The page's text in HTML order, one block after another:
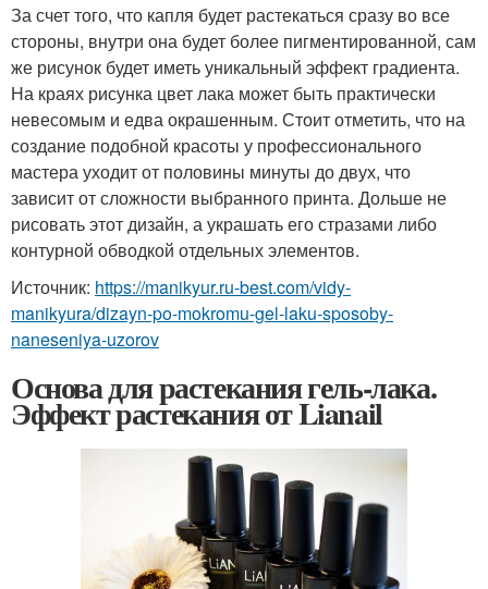
За счет того, что капля будет растекаться сразу во все
стороны, внутри она будет более пигментированной, сам
же рисунок будет иметь уникальный эффект градиента.
На краях рисунка цвет лака может быть практически
невесомым и едва окрашенным. Стоит отметить, что на
создание подобной красоты у профессионального
мастера уходит от половины минуты до двух, что
зависит от сложности выбранного принта. Дольше не
рисовать этот дизайн, а украшать его стразами либо
контурной обводкой отдельных элементов.
Источник: https://manikyur.ru-best.com/vidy-
manikyura/dizayn-po-mokromu-gel-laku-sposoby-
naneseniya-uzorov
Основа для растекания гель-лака.
Эффект растекания от Lianail